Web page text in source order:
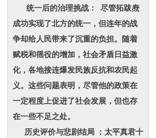
统一后的治理挑战： 尽管拓跋焘
成功实现了北方的统一，但连年的战
争却给人民带来了沉重的负担。随着
赋税和徭役的增加，社会矛盾日益激
化，各地接连爆发民族反抗和农民起
义。这些问题表明，尽管他的政策在
一定程度上促进了社会发展，但也存
在一些不足之处。
历史评价与悲剧结局 ：太平真君十